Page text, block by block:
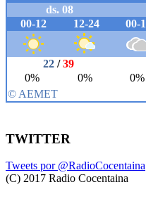
TWITTER
Tweets por @RadioCocentaina
(C) 2017 Radio Cocentaina